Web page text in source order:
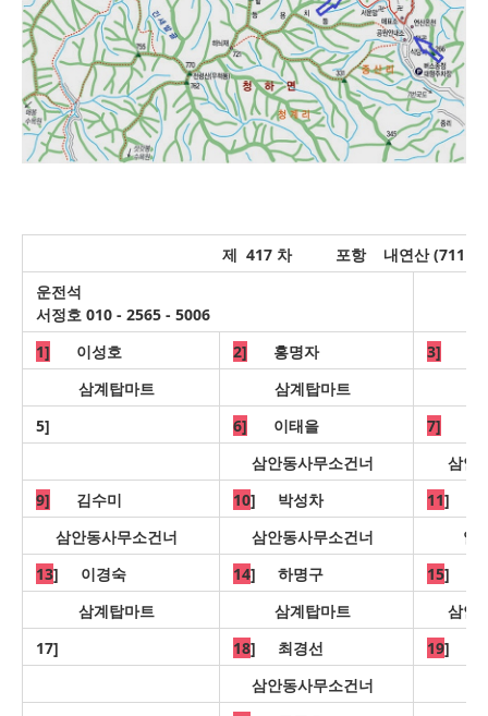
제 417 차 포항 내연산
운전석
서정호 010 - 2565 - 5006
1] 이성호 2] 홍명자 3]
삼계탑마트
삼계탑마트
5]
6] 이태을 7]
삼안동사무소건너
삼안
9] 김수미 10] 박성차 11] 손
삼안동사무소건너
삼안동사무소건너
일
13] 이경숙 14] 하명구 15] 신
삼계탑마트
삼계탑마트
삼안
17]
18] 최경선 19] 안
삼안동사무소건너